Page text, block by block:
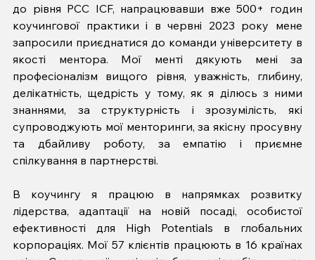
до рівня PCC ICF, напрацювавши вже 500+ годин
коучингової практики і в червні 2023 року мене
запросили приєднатися до команди університету в
якості ментора. Мої менті дякують мені за
професіоналізм вищого рівня, уважність, глибину,
делікатність, щедрість у тому, як я ділюсь з ними
знаннями, за структурність і зрозумілість, які
супроводжують мої менторинги, за якісну просувну
та дбайливу роботу, за емпатію і приємне
спілкування в партнерстві.
В коучингу я працюю в напрямках розвитку
лідерства, адаптації на новій посаді, особистої
ефективності для High Potentials в глобальних
корпораціях. Мої 57 клієнтів працюють в 16 країнах